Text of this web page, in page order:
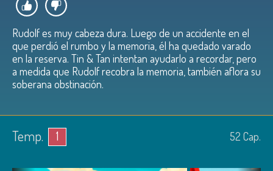
Rudolf es muy cabeza dura. Luego de un accidente en el
que perdió el rumbo y la memoria, él ha quedado varado
en la reserva. Tin & Tan intentan ayudarlo a recordar, pero
a medida que Rudolf recobra la memoria, también aflora su
soberana obstinación.
Temp. 1 52 Cap.